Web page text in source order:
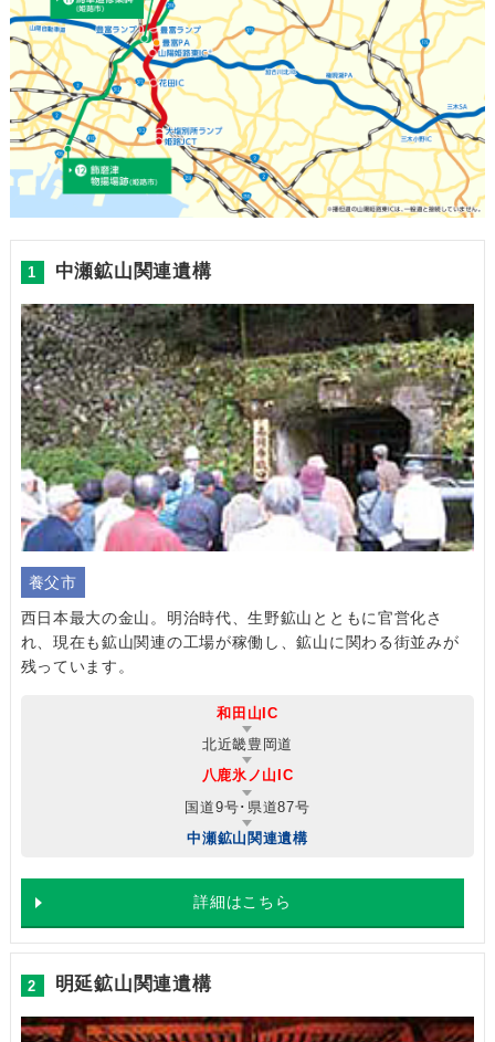
1 中瀬鉱山関連遺構
養父市
西日本最大の金山。明治時代、生野鉱山とともに官営化さ
れ、現在も鉱山関連の工場が稼働し、鉱山に関わる街並みが
残っています。
和田山IC
北近畿豊岡道
八鹿氷ノ山IC
国道9号･県道87号
中瀬鉱山関連遺構
詳細はこちら
2 明延鉱山関連遺構